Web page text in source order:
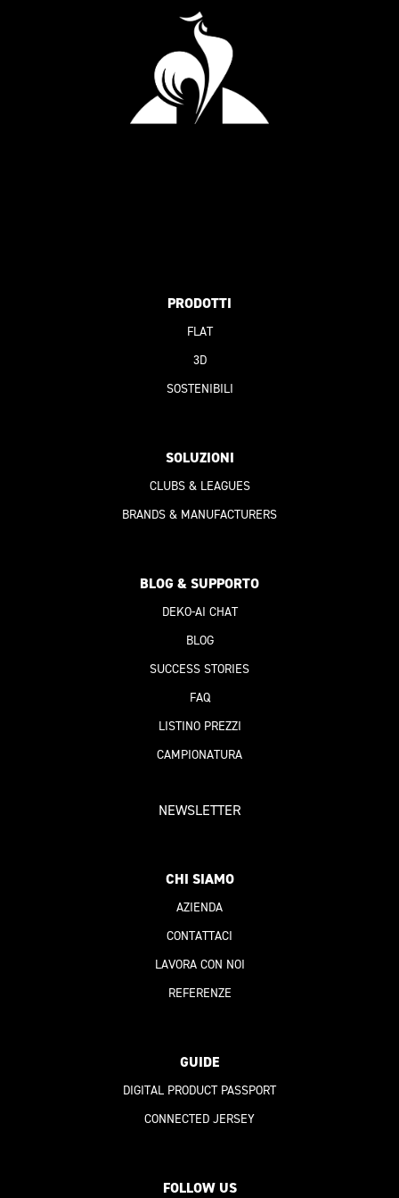
PRODOTTI
FLAT
3D
SOSTENIBILI
SOLUZIONI
CLUBS & LEAGUES
BRANDS & MANUFACTURERS
BLOG & SUPPORTO
DEKO-AI CHAT
BLOG
SUCCESS STORIES
FAQ
LISTINO PREZZI
CAMPIONATURA
NEWSLETTER
CHI SIAMO
AZIENDA
CONTATTACI
LAVORA CON NOI
REFERENZE
GUIDE
DIGITAL PRODUCT PASSPORT
CONNECTED JERSEY
FOLLOW US